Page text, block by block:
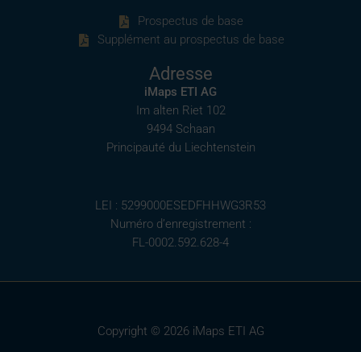
Prospectus de base
Supplément au prospectus de base
Adresse
iMaps ETI AG
Im alten Riet 102
9494 Schaan
Principauté du Liechtenstein
LEI : 5299000ESEDFHHWG3R53
Numéro d’enregistrement :
FL-0002.592.628-4
Copyright © 2026 iMaps ETI AG